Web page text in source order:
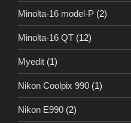
Minolta-16 model-P (2)
Minolta-16 QT (12)
Myedit (1)
Nikon Coolpix 990 (1)
Nikon E990 (2)